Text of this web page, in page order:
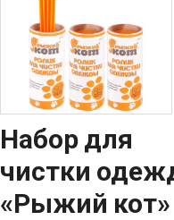
Набор для
чистки
«Рыжий кот»